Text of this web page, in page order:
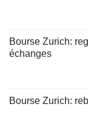
Bourse Zurich:
échanges
Bourse Zurich: